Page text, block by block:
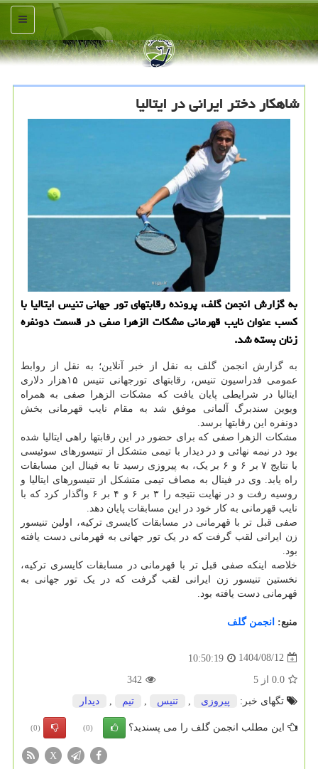
منو
شاهکار دختر ایرانی در ایتالیا
به گزارش انجمن گلف، پرونده رقابتهای تور جهانی تنیس ایتالیا با
کسب عنوان نایب قهرمانی مشکات الزهرا صفی در قسمت دونفره
زنان بسته شد.
به گزارش انجمن گلف به نقل از خبر آنلاین؛ به نقل از روابط
عمومی فدراسیون تنیس، رقابتهای تورجهانی تنیس ۱۵هزار دلاری
ایتالیا در شرایطی پایان یافت که مشکات الزهرا صفی به همراه
ویوین سندبرگ آلمانی موفق شد به مقام نایب قهرمانی بخش
دونفره این رقابتها برسد.
مشکات الزهرا صفی که برای حضور در این رقابتها راهی ایتالیا شده
بود در نیمه نهائی و در دیدار با تیمی متشکل از تنیسورهای سوئیسی
با نتایج ۷ بر ۶ و ۶ بر یک، به پیروزی رسید تا به فینال این مسابقات
راه یابد. وی در فینال به مصاف تیمی متشکل از تنیسورهای ایتالیا و
روسیه رفت و در نهایت نتیجه را ۳ بر ۶ و ۴ بر ۶ واگذار کرد که با
نایب قهرمانی به کار خود در این مسابقات پایان دهد.
صفی قبل تر با قهرمانی در مسابقات کایسری ترکیه، اولین تنیسور
زن ایرانی لقب گرفت که در یک تور جهانی به قهرمانی دست یافته
بود.
خلاصه اینکه صفی قبل تر با قهرمانی در مسابقات کایسری ترکیه،
نخستین تنیسور زن ایرانی لقب گرفت که در یک تور جهانی به
قهرمانی دست یافته بود.
منبع: انجمن گلف
1404/08/12
10:50:19
0.0 از 5
342
تگهای خبر:
پیروزی تنیس تیم دیدار
این مطلب انجمن گلف را می پسندید؟ (0)
(0)
X